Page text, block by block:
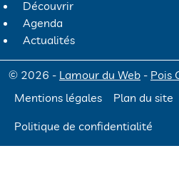
Découvrir
Agenda
Actualités
© 2026 - Lamour du Web - Pois
Mentions légales
Plan du site
Politique de confidentialité